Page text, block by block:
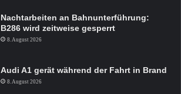
Nachtarbeiten an Bahnunterführung:
B286 wird zeitweise gesperrt
8. August 2026
Audi A1 gerät während der Fahrt in Brand
8. August 2026